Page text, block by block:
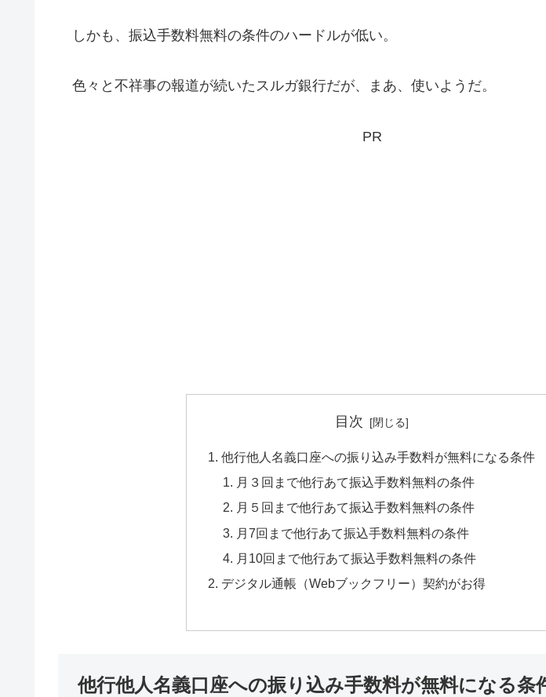
しかも、振込手数料無料の条件のハードルが低い。
色々と不祥事の報道が続いたスルガ銀行だが、まあ、使いようだ。
PR
目次
他行他人名義口座への振り込み手数料が無料になる条件
月３回まで他行あて振込手数料無料の条件
月５回まで他行あて振込手数料無料の条件
月7回まで他行あて振込手数料無料の条件
月10回まで他行あて振込手数料無料の条件
デジタル通帳（Webブックフリー）契約がお得
他行他人名義口座への振り込み手数料が無料になる条